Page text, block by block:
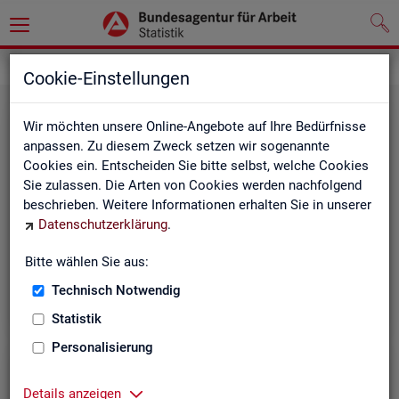
Cookie-Einstellungen
Wir möchten unsere Online-Angebote auf Ihre Bedürfnisse
anpassen. Zu diesem Zweck setzen wir sogenannte
Cookies ein. Entscheiden Sie bitte selbst, welche Cookies
Sie zulassen. Die Arten von Cookies werden nachfolgend
beschrieben. Weitere Informationen erhalten Sie in unserer
Datenschutzerklärung.
Bitte wählen Sie aus:
Technisch Notwendig
Statistik
Personalisierung
Details anzeigen
Ge­set­ze und Ver­ord­nun­gen
Die Gesetze und Verordnungen, die der Arbeit der
Statistik der BA zugrunde liegen, finden Sie hier.